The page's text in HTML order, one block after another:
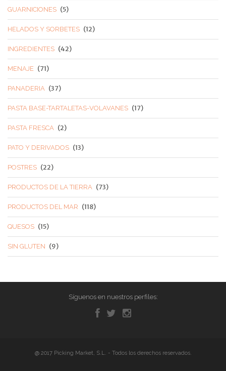
GUARNICIONES (5)
HELADOS Y SORBETES (12)
INGREDIENTES (42)
MENAJE (71)
PANADERIA (37)
PASTA BASE-TARTALETAS-VOLAVANES (17)
PASTA FRESCA (2)
PATO Y DERIVADOS (13)
POSTRES (22)
PRODUCTOS DE LA TIERRA (73)
PRODUCTOS DEL MAR (118)
QUESOS (15)
SIN GLUTEN (9)
Síguenos en nuestros perfiles:
@ 2017 Picking Market, S.L. - Todos los derechos reservados.